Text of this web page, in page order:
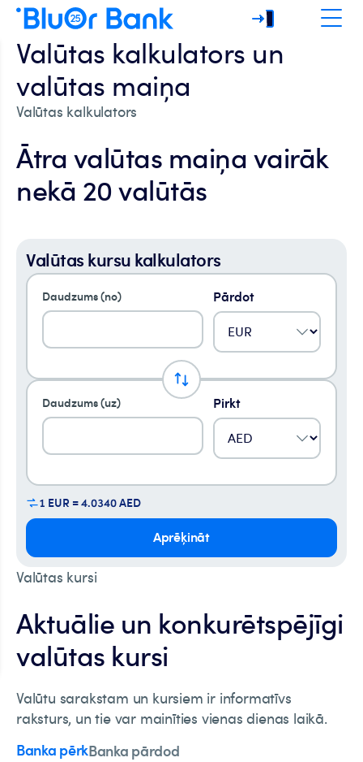
Valūtas kalkulators un
valūtas maiņa
Valūtas kalkulators
Ātra valūtas maiņa vairāk
nekā 20 valūtās
Valūtas kursu kalkulators
Daudzums (no) Pārdot
Daudzums (uz) Pirkt
1 EUR = 4.0340 AED
Aprēķināt
Valūtas kursi
Aktuālie un konkurētspējīgi
valūtas kursi
Valūtu sarakstam un kursiem ir informatīvs
raksturs, un tie var mainīties vienas dienas laikā.
Banka pērkBanka pārdod